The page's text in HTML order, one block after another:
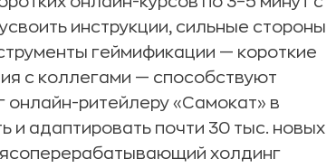
инструкции, сильные стороны
геймификации — короткие
с коллегами — способствуют
ритейлеру «Самокат» в
и адаптировать почти 30 тыс. новых
холдинг